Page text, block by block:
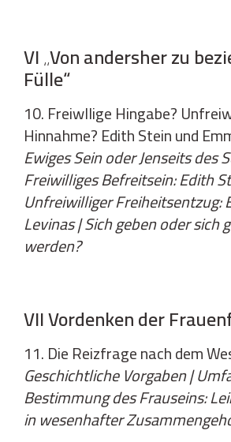
VI „Von andersher zu
Fülle“
10. Freiwllige Hingabe?
Hinnahme? Edith Stein und
Ewiges Sein oder Jenseits des
Freiwilliges Befreitsein: Edith
Unfreiwilliger Freiheitsentzug:
Levinas | Sich geben oder sich
werden?
VII Vordenken der
11. Die Reizfrage nach dem
Geschichtliche Vorgaben |
Bestimmung des Frauseins:
in wesenhafter